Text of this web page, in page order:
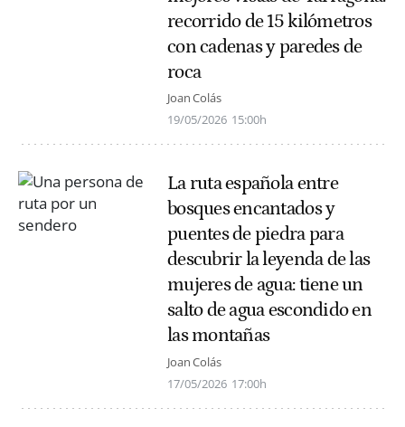
recorrido de 15 kilómetros
con cadenas y paredes de
roca
Joan Colás
19/05/2026 15:00h
La ruta española entre
bosques encantados y
puentes de piedra para
descubrir la leyenda de las
mujeres de agua: tiene un
salto de agua escondido en
las montañas
Joan Colás
17/05/2026 17:00h